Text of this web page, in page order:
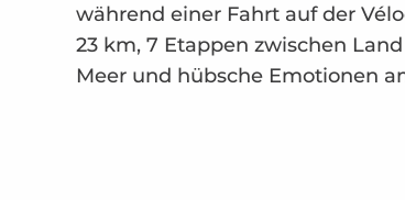
während einer Fahrt auf der
23 km, 7 Etappen zwischen
Meer und hübsche Emotionen